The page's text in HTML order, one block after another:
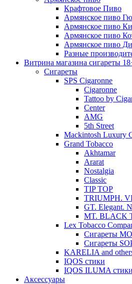
Крафтовое Пиво
Армянское пиво
Армянское пиво
Армянское пиво
Армянское пиво
Разные
Витрина магазина сигареты
Cигареты
SPS Cigaronne
Сigaronne
Tattoo by
Center
AMG
5th Street
Mackintosh Luxury
Grand Tobacco
Akhtamar
Ararat
Nostalgia
Classic
TIP TOP
TRIUMPH.
GT. Elegant.
MT. BLACK
Lex Tobacco
Сигареты
Сигареты
KARELIA and
IQOS стики
IQOS ILUMA стики
Аксессуары